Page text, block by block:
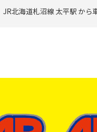
JR北海道札沼線 太平駅 から